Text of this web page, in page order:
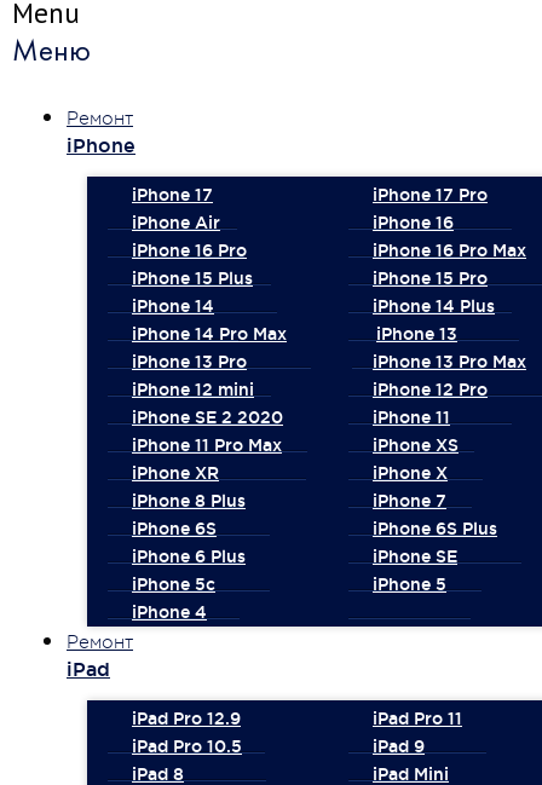
Menu
Меню
Ремонт
iPhone
iPhone 17
iPhone 17 Pro
iPhone Air
iPhone 16
iPhone 16 Pro
iPhone 16 Pro Max
iPhone 15 Plus
iPhone 15 Pro
iPhone 14
iPhone 14 Plus
iPhone 14 Pro Max
iPhone 13
iPhone 13 Pro
iPhone 13 Pro Max
iPhone 12 mini
iPhone 12 Pro
iPhone SE 2 2020
iPhone 11
iPhone 11 Pro Max
iPhone XS
iPhone XR
iPhone X
iPhone 8 Plus
iPhone 7
iPhone 6S
iPhone 6S Plus
iPhone 6 Plus
iPhone SE
iPhone 5c
iPhone 5
iPhone 4
Ремонт
iPad
iPad Pro 12.9
iPad Pro 11
iPad Pro 10.5
iPad 9
iPad 8
iPad Mini